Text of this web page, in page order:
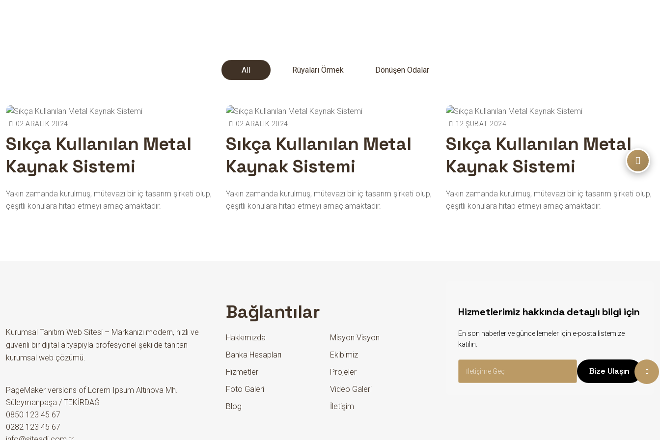
All Rüyaları Örmek Dönüşen Odalar
Dönüşen Odalar
Sıkça Kullanılan Metal Kaynak
02 ARALIK 2024
Sıkça Kullanılan Metal
Kaynak Sistemi
Yakın zamanda kurulmuş, mütevazı bir iç tasarım şirketi olup,
çeşitli konulara hitap etmeyi amaçlamaktadır.
Dönüşen Odalar
Sıkça Kullanılan Metal Kaynak
02 ARALIK 2024
Sıkça Kullanılan Metal
Kaynak Sistemi
Yakın zamanda kurulmuş, mütevazı bir iç tasarım şirketi olup,
çeşitli konulara hitap etmeyi amaçlamaktadır.
Dönüşen Odalar
Sıkça Kullanılan Metal Kaynak
12 ŞUBAT 2024
Sıkça Kullanılan Metal
Kaynak Sistemi
Yakın zamanda kurulmuş, mütevazı bir iç tasarım şirketi olup,
çeşitli konulara hitap etmeyi amaçlamaktadır.
Kurumsal Tanıtım Web Sitesi – Markanızı modern, hızlı ve
güvenli bir dijital altyapıyla profesyonel şekilde tanıtan
kurumsal web çözümü.
PageMaker versions of Lorem Ipsum Altınova Mh.
Süleymanpaşa / TEKİRDAĞ
0850 123 45 67
0282 123 45 67
Bağlantılar
Hakkımızda
Misyon Visyon
Banka Hesapları
Ekibimiz
Hizmetler
Projeler
Foto Galeri
Video Galeri
Blog
İletişim
Hizmetlerimiz hakkında detaylı bilgi için
En son haberler ve güncellemeler için e-posta listemize
katılın.
Bize Ulaşın